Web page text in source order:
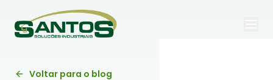
Voltar para o blog